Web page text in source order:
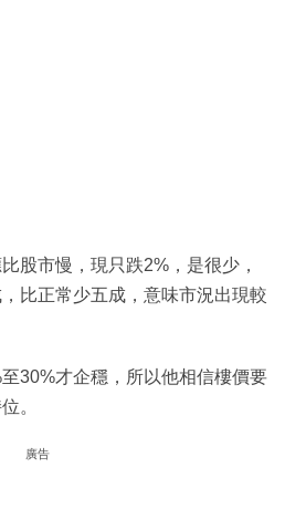
股市慢，現只跌2%，是很少，
比正常少五成，意味市況出現較
30%才企穩，所以他相信樓價要
。
廣告